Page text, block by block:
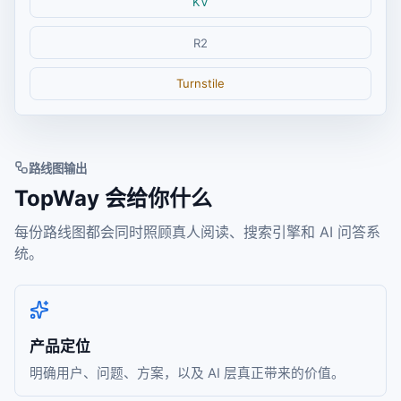
R2
Turnstile
路线图输出
TopWay 会给你什么
每份路线图都会同时照顾真人阅读、搜索引擎和 AI 问答系
统。
产品定位
明确用户、问题、方案，以及 AI 层真正带来的价值。